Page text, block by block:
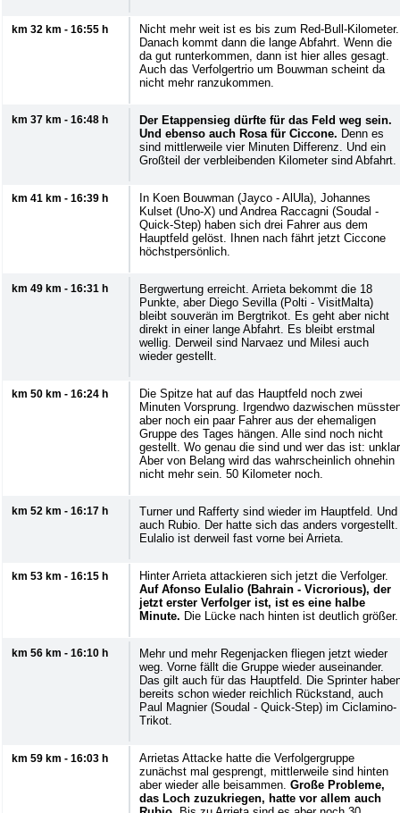
km 32 km - 16:55 h
Nicht mehr weit ist es bis zum Red-Bull-Kilometer.
Danach kommt dann die lange Abfahrt. Wenn die
da gut runterkommen, dann ist hier alles gesagt.
Auch das Verfolgertrio um Bouwman scheint da
nicht mehr ranzukommen.
km 37 km - 16:48 h
Der Etappensieg dürfte für das Feld weg sein.
Und ebenso auch Rosa für Ciccone. Denn es
sind mittlerweile vier Minuten Differenz. Und ein
Großteil der verbleibenden Kilometer sind Abfahrt.
km 41 km - 16:39 h
In Koen Bouwman (Jayco - AlUla), Johannes
Kulset (Uno-X) und Andrea Raccagni (Soudal -
Quick-Step) haben sich drei Fahrer aus dem
Hauptfeld gelöst. Ihnen nach fährt jetzt Ciccone
höchstpersönlich.
km 49 km - 16:31 h
Bergwertung erreicht. Arrieta bekommt die 18
Punkte, aber Diego Sevilla (Polti - VisitMalta)
bleibt souverän im Bergtrikot. Es geht aber nicht
direkt in einer lange Abfahrt. Es bleibt erstmal
wellig. Derweil sind Narvaez und Milesi auch
wieder gestellt.
km 50 km - 16:24 h
Die Spitze hat auf das Hauptfeld noch zwei
Minuten Vorsprung. Irgendwo dazwischen
aber noch ein paar Fahrer aus der ehemaligen
Gruppe des Tages hängen. Alle sind noch nicht
gestellt. Wo genau die sind und wer das ist:
Aber von Belang wird das wahrscheinlich ohnehin
nicht mehr sein. 50 Kilometer noch.
km 52 km - 16:17 h
Turner und Rafferty sind wieder im Hauptfeld. Und
auch Rubio. Der hatte sich das anders vorgestellt.
Eulalio ist derweil fast vorne bei Arrieta.
km 53 km - 16:15 h
Hinter Arrieta attackieren sich jetzt die Verfolger.
Auf Afonso Eulalio (Bahrain - Vicrorious), der
jetzt erster Verfolger ist, ist es eine halbe
Minute. Die Lücke nach hinten ist deutlich größer.
km 56 km - 16:10 h
Mehr und mehr Regenjacken fliegen jetzt wieder
weg. Vorne fällt die Gruppe wieder auseinander.
Das gilt auch für das Hauptfeld. Die Sprinter
bereits schon wieder reichlich Rückstand, auch
Paul Magnier (Soudal - Quick-Step) im Ciclamino-
Trikot.
km 59 km - 16:03 h
Arrietas Attacke hatte die Verfolgergruppe
zunächst mal gesprengt, mittlerweile sind hinten
aber wieder alle beisammen. Große Probleme,
das Loch zuzukriegen, hatte vor allem auch